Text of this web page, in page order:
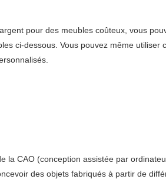
pour des meubles coûteux, vous
ci-dessous. Vous pouvez même utiliser
la CAO (conception assistée par
des objets fabriqués à partir de